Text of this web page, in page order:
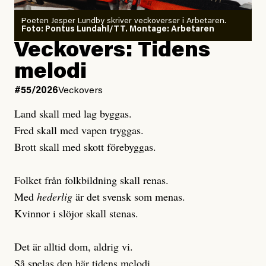
Publicerad6 August, 2026
Uppdaterad6 August, 2026
Joel Kellgren
Publicerad3 August, 2026
Uppdaterad3 August, 2026
Poeten Jesper Lundby skriver veckoverser i Arbetaren.
Foto: Pontus Lundahl/TT. Montage: Arbetaren
Veckovers: Tidens
melodi
#55/2026Veckovers
Land skall med lag byggas.
Fred skall med vapen tryggas.
Brott skall med skott förebyggas.
Folket från folkbildning skall renas.
Med hederlig är det svensk som menas.
Kvinnor i slöjor skall stenas.
Det är alltid dom, aldrig vi.
Så spelas den här tidens melodi.